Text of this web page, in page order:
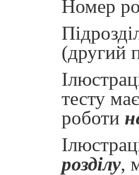
Номер
(другий
тесту
роботи
розділу,